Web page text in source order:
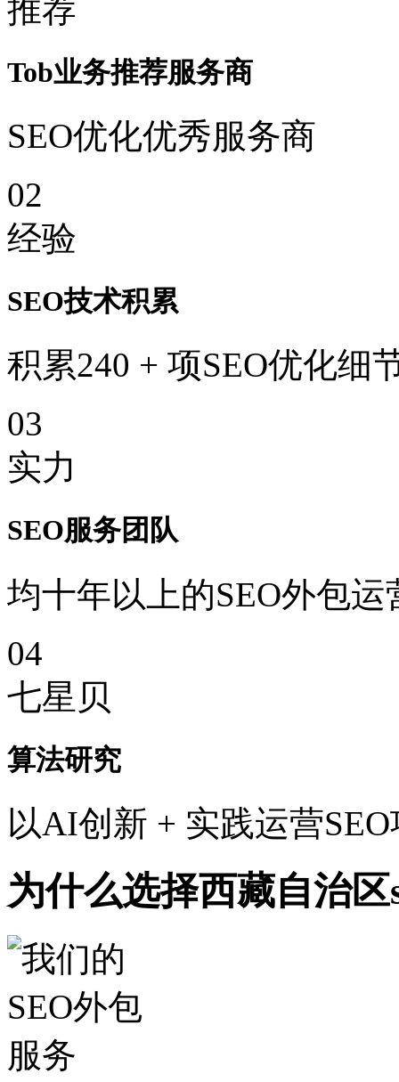
推荐
Tob业务推荐服务商
SEO优化优秀服务商
02
经验
SEO技术积累
积累240 + 项SEO优化细
03
实力
SEO服务团队
均十年以上的SEO外包运
04
七星贝
算法研究
以AI创新 + 实践运营
为什么选择西藏自治区